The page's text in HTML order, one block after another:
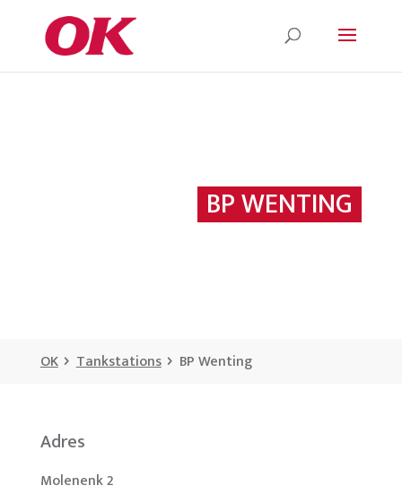
BP WENTING
OK Tankstations BP Wenting
Adres
Molenenk 2